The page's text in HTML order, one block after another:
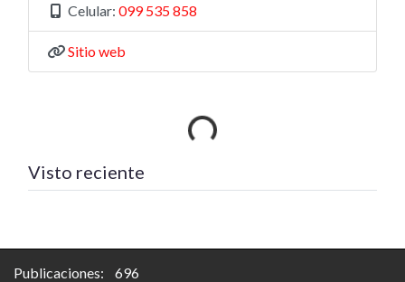
Celular: 099 535 858
Sitio web
Visto reciente
Cargando…
Publicaciones: 696